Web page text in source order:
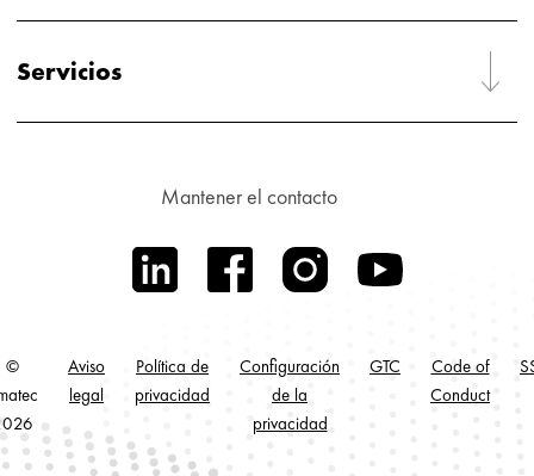
Servicios
©
Aviso
legal
Política de
privacidad
Configuración
de la
privacidad
GTC
Code of
Conduct
Mantener el contacto